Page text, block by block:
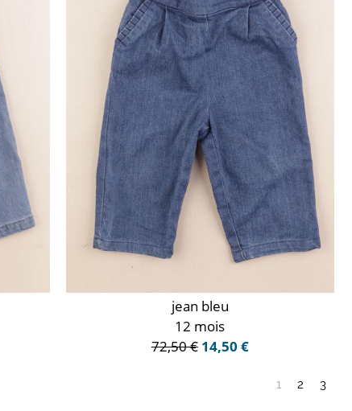
jean bleu
12 mois
72,50 € 14,50 €
1 2 3